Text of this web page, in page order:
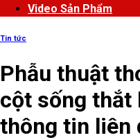
Video Sản Phẩm
Tin tức
Phẫu thuật
cột sống thắt
thông tin liên